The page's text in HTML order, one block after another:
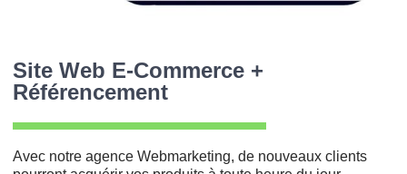
Site Web E-Commerce +
Référencement
Avec notre agence Webmarketing, de nouveaux clients